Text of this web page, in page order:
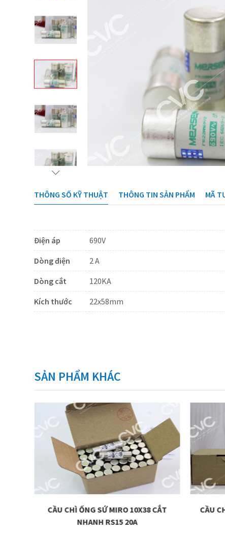
THÔNG SỐ KỸ THUẬT THÔNG TIN SẢN PHẨM MÃ
Điện áp
690V
Dòng điện
2 A
Dòng cắt
120KA
Kích thước
22x58mm
SẢN PHẨM KHÁC
CẦU CHÌ ỐNG SỨ MIRO 10X38 CẮT
NHANH RS15 20A
CẦU CHÌ AM